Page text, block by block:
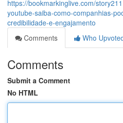
https://bookmarkinglive.com/
youtube-saiba-como-companhias-
credibilidade-e-engajamento
Comments
Who
Comments
Submit a Comment
No HTML